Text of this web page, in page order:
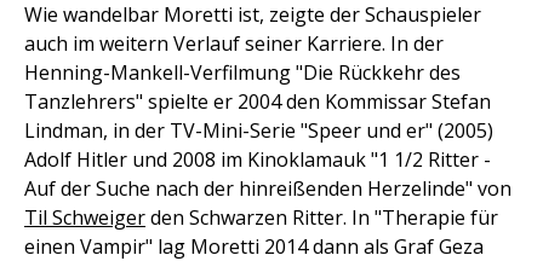
Wie wandelbar Moretti ist, zeigte der Schauspieler
auch im weitern Verlauf seiner Karriere. In der
Henning-Mankell-Verfilmung "Die Rückkehr des
Tanzlehrers" spielte er 2004 den Kommissar Stefan
Lindman, in der TV-Mini-Serie "Speer und er" (2005)
Adolf Hitler und 2008 im Kinoklamauk "1 1/2 Ritter -
Auf der Suche nach der hinreißenden Herzelinde" von
Til Schweigerden Schwarzen Ritter. In "Therapie für
einen Vampir" lag Moretti 2014 dann als Graf Geza